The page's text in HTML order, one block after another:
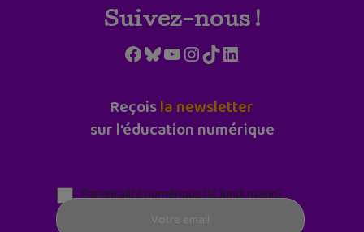
Suivez-nous !
Facebook
Bluesky
YouTube
Instagram
TikTokLinkedIn
Reçoisla newsletter
sur l'éducation numérique
Parentalité numérique (le lundi matin)